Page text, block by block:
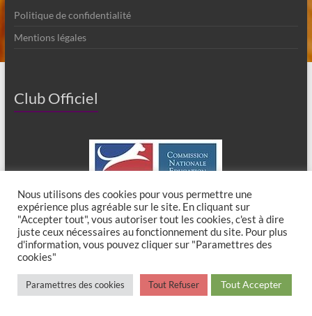
Politique de confidentialité
Mentions légales
Club Officiel
Copyright © 2026Club Canin de Chaumes en Brie. All rights reserved. Theme
Spaciousby ThemeGrill. Powered by: WordPress.
Nous utilisons des cookies pour vous permettre une
expérience plus agréable sur le site. En cliquant sur
"Accepter tout", vous autoriser tout les cookies, c'est à dire
juste ceux nécessaires au fonctionnement du site. Pour plus
d'information, vous pouvez cliquer sur "Paramettres des
cookies"
Paramettres des cookies Tout Refuser Tout Accepter